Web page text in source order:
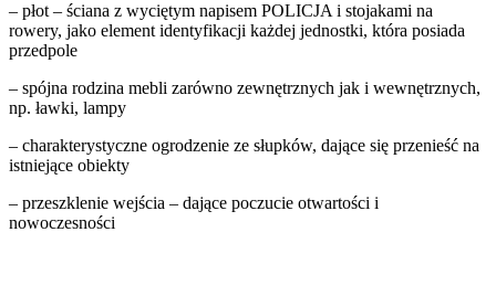
– płot – ściana z wyciętym napisem POLICJA i stojakami na
rowery, jako element identyfikacji każdej jednostki, która posiada
przedpole
– spójna rodzina mebli zarówno zewnętrznych jak i wewnętrznych,
np. ławki, lampy
– charakterystyczne ogrodzenie ze słupków, dające się przenieść na
istniejące obiekty
– przeszklenie wejścia – dające poczucie otwartości i
nowoczesności